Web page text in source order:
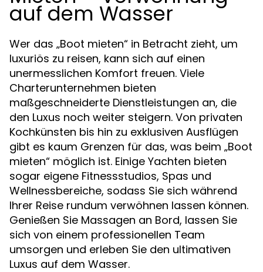
auf dem Wasser
Wer das „Boot mieten“ in Betracht zieht, um
luxuriös zu reisen, kann sich auf einen
unermesslichen Komfort freuen. Viele
Charterunternehmen bieten
maßgeschneiderte Dienstleistungen an, die
den Luxus noch weiter steigern. Von privaten
Kochkünsten bis hin zu exklusiven Ausflügen
gibt es kaum Grenzen für das, was beim „Boot
mieten“ möglich ist. Einige Yachten bieten
sogar eigene Fitnessstudios, Spas und
Wellnessbereiche, sodass Sie sich während
Ihrer Reise rundum verwöhnen lassen können.
Genießen Sie Massagen an Bord, lassen Sie
sich von einem professionellen Team
umsorgen und erleben Sie den ultimativen
Luxus auf dem Wasser.